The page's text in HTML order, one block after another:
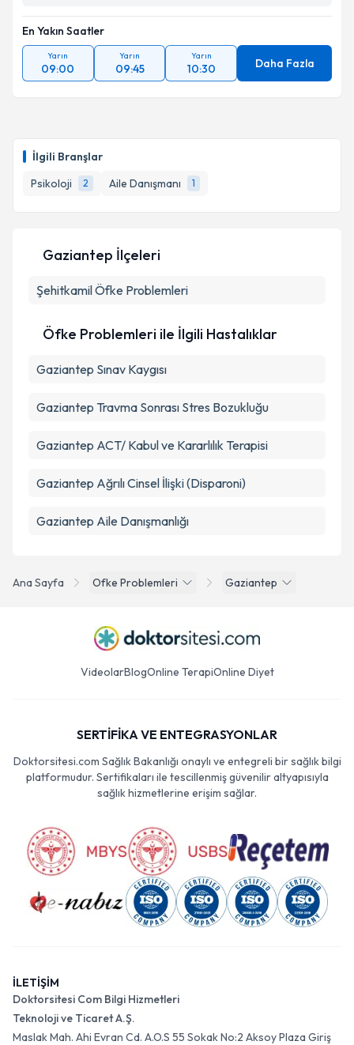
İlgili Branşlar
Psikoloji
2 Aile Danışmanı 1
En Yakın Saatler
Yarın
09:00
Yarın
09:45
Yarın
10:30 Daha Fazla
Ana Sayfa Ofke Problemleri Gaziantep
Gaziantep İlçeleri
ŞehitkamilÖfke Problemleri
Öfke Problemleri ile İlgili Hastalıklar
Gaziantep Sınav Kaygısı
Gaziantep Travma Sonrası Stres Bozukluğu
Gaziantep ACT/ Kabul ve Kararlılık Terapisi
Gaziantep Ağrılı Cinsel İlişki (Disparoni)
Gaziantep Aile Danışmanlığı
VideolarBlogOnline TerapiOnline Diyet
SERTİFİKA VE ENTEGRASYONLAR
Doktorsitesi.com Sağlık Bakanlığı onaylı ve entegreli bir sağlık bilgi
platformudur. Sertifikaları ile tescillenmiş güvenilir altyapısıyla
sağlık hizmetlerine erişim sağlar.
İLETİŞİM
Doktorsitesi Com Bilgi Hizmetleri
Teknoloji ve Ticaret A.Ş.
Maslak Mah. Ahi Evran Cd. A.O.S 55 Sokak No:2 Aksoy Plaza Giriş